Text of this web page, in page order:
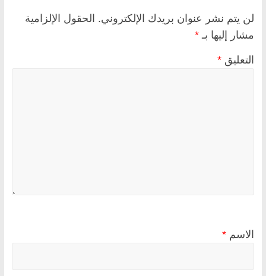
لن يتم نشر عنوان بريدك الإلكتروني. الحقول الإلزامية
مشار إليها بـ *
التعليق *
الاسم *